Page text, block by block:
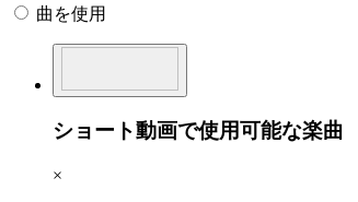
曲を使用
ショート動画で使用可能な楽曲
×